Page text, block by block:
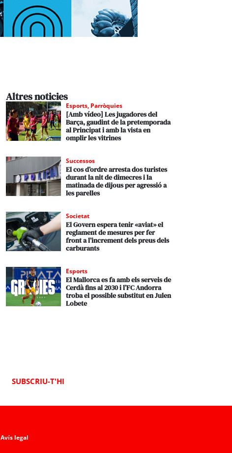
Altres noticies
Esports, Parròquies
[Amb vídeo] Les jugadores del
Barça, gaudint de la pretemporada
al Principat i amb la vista en
omplir les vitrines
Successos
El cos d’ordre arresta dos turistes
durant la nit de dimecres i la
matinada de dijous per agressió a
les parelles
Societat
El Govern espera tenir «aviat» el
reglament de mesures per fer
front a l’increment dels preus dels
carburants
Esports
El Mallorca es fa amb els serveis de
Cerdà fins al 2030 i l’FC Andorra
troba el possible substitut en Julen
Lobete
SUBSCRIU-T'HI
Avís legal